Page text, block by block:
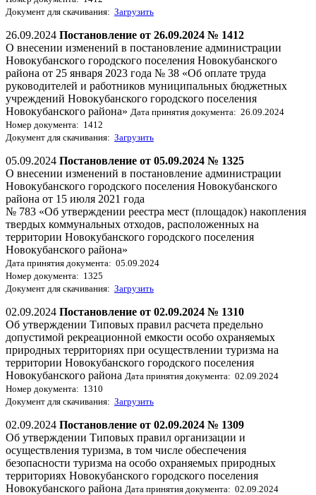
Документ для скачивания: Загрузить
26.09.2024 Постановление от 26.09.2024 № 1412
О внесении изменений в постановление администрации
Новокубанского городского поселения Новокубанского
района от 25 января 2023 года № 38 «Об оплате труда
руководителей и работников муниципальных бюджетных
учреждений Новокубанского городского поселения
Новокубанского района» Дата принятия документа: 26.09.2024
Номер документа: 1412
Документ для скачивания: Загрузить
05.09.2024 Постановление от 05.09.2024 № 1325
О внесении изменений в постановление администрации
Новокубанского городского поселения Новокубанского
района от 15 июля 2021 года
№ 783 «Об утверждении реестра мест (площадок) накопления
твердых коммунальных отходов, расположенных на
территории Новокубанского городского поселения
Новокубанского района»
Дата принятия документа: 05.09.2024
Номер документа: 1325
Документ для скачивания: Загрузить
02.09.2024 Постановление от 02.09.2024 № 1310
Об утверждении Типовых правил расчета предельно
допустимой рекреационной емкости особо охраняемых
природных территориях при осуществлении туризма на
территории Новокубанского городского поселения
Новокубанского района Дата принятия документа: 02.09.2024
Номер документа: 1310
Документ для скачивания: Загрузить
02.09.2024 Постановление от 02.09.2024 № 1309
Об утверждении Типовых правил организации и
осуществления туризма, в том числе обеспечения
безопасности туризма на особо охраняемых природных
территориях Новокубанского городского поселения
Новокубанского района Дата принятия документа: 02.09.2024